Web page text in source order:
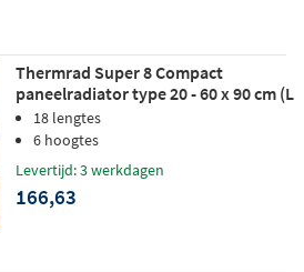
Thermrad Super 8 Compact
paneelradiator type 20 - 60 x 90 cm (L
x H)18 lengtes
6 hoogtes
Levertijd: 3 werkdagen
166,63